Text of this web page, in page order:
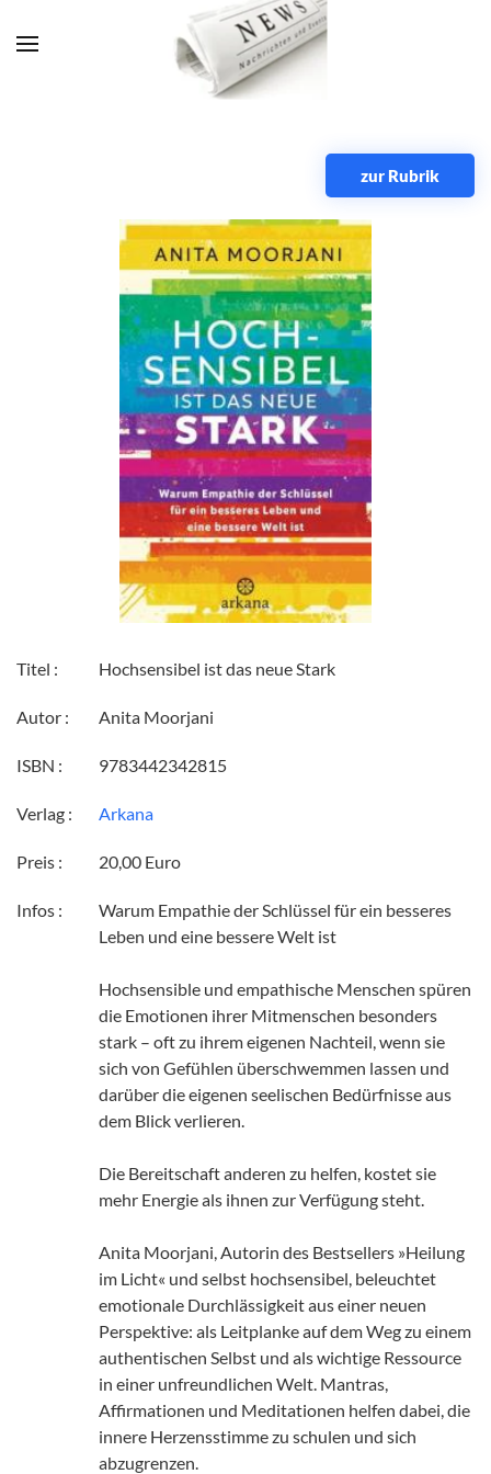
Zum Hauptinhalt springen
zur Rubrik
Titel : Hochsensibel ist das neue Stark
Autor : Anita Moorjani
ISBN : 9783442342815
Verlag : Arkana
Preis : 20,00 Euro
Infos :
Warum Empathie der Schlüssel für ein besseres
Leben und eine bessere Welt ist
Hochsensible und empathische Menschen spüren
die Emotionen ihrer Mitmenschen besonders
stark – oft zu ihrem eigenen Nachteil, wenn sie
sich von Gefühlen überschwemmen lassen und
darüber die eigenen seelischen Bedürfnisse aus
dem Blick verlieren.
Die Bereitschaft anderen zu helfen, kostet sie
mehr Energie als ihnen zur Verfügung steht.
Anita Moorjani, Autorin des Bestsellers »Heilung
im Licht« und selbst hochsensibel, beleuchtet
emotionale Durchlässigkeit aus einer neuen
Perspektive: als Leitplanke auf dem Weg zu einem
authentischen Selbst und als wichtige Ressource
in einer unfreundlichen Welt. Mantras,
Affirmationen und Meditationen helfen dabei, die
innere Herzensstimme zu schulen und sich
abzugrenzen.